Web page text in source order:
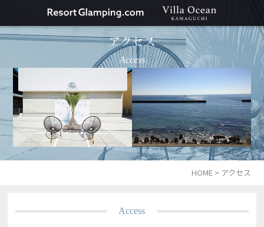
アクセス
Access
HOME> アクセス
Access